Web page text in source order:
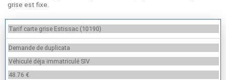
grise est fixe.
Tarif carte grise Estissac (10190)
Demande de duplicata
Véhiculé déja immatriculé SIV
48.76 €